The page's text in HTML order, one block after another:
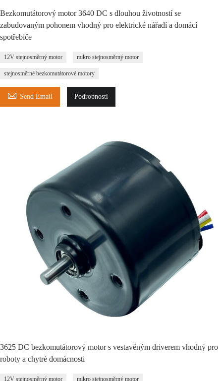
Bezkomutátorový motor 3640 DC s dlouhou životností se
zabudovaným pohonem vhodný pro elektrické nářadí a domácí
spotřebiče
12V stejnosměrný motor mikro stejnosměrný motor
stejnosměrné bezkomutátorové motory
 Send Email Podrobnosti
3625 DC bezkomutátorový motor s vestavěným driverem vhodný pro
roboty a chytré domácnosti
12V stejnosměrný motor mikro stejnosměrný motor